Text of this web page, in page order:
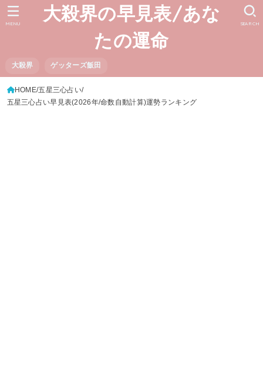
大殺界の早見表/あな
たの運命
大殺界 ゲッターズ飯田
SEARCH
MENU
HOME 五星三心占い
五星三心占い早見表(2026年/命数自動計算)運勢ランキング